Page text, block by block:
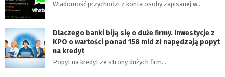
Wiadomość przychodzi z konta osoby zapisanej w…
Dlaczego banki biją się o duże firmy. Inwestycje z
KPO o wartości ponad 158 mld zł napędzają popyt
na kredyt
Popyt na kredyt ze strony dużych firm…